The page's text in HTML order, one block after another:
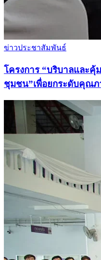
ข่าวประชาสัมพันธ์
โครงการ “บริบาลและคุ้
ชุมชน”เพื่อยกระดับคุณภ